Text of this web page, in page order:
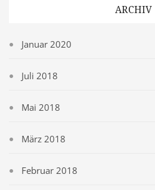
ARCHIV
Januar 2020
Juli 2018
Mai 2018
März 2018
Februar 2018